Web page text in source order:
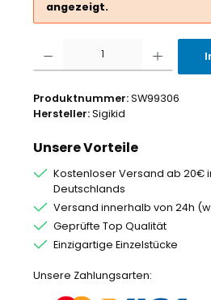
angezeigt.
Produkt Anzahl: Gib den gewünschten
Produktnummer:SW99306
Hersteller:Sigikid
Unsere Vorteile
Kostenloser Versand ab 20€
Deutschlands
Versand innerhalb von 24h
Geprüfte Top Qualität
Einzigartige Einzelstücke
Unsere Zahlungsarten: